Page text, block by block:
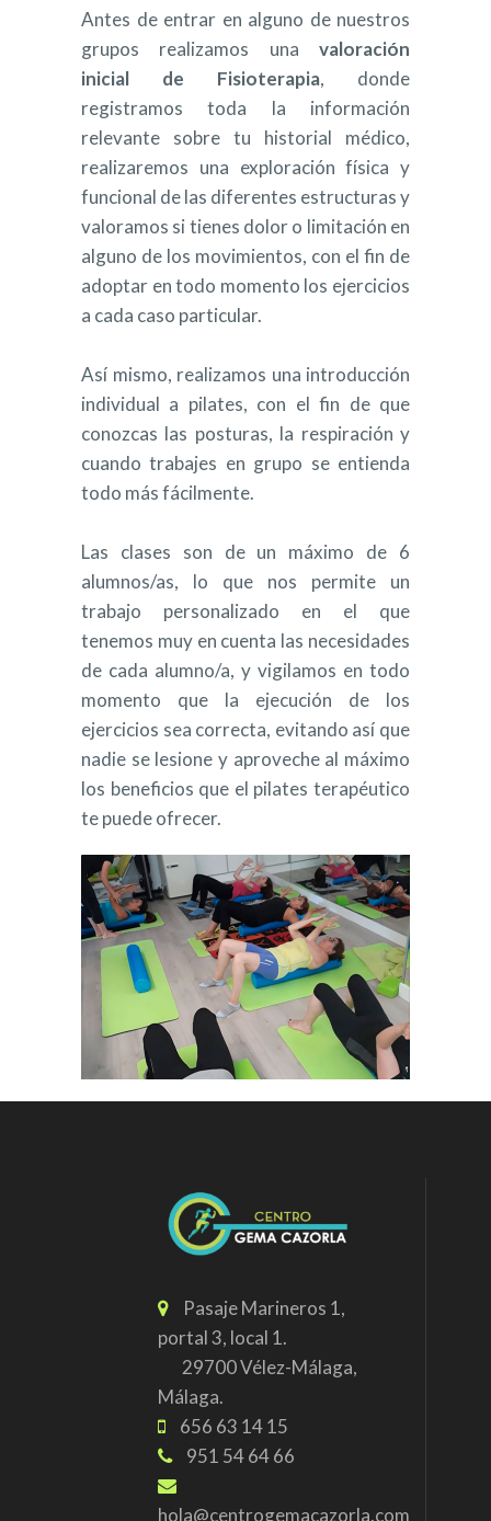
Antes de entrar en alguno de nuestros
grupos realizamos una valoración
inicial de Fisioterapia, donde
registramos toda la información
relevante sobre tu historial médico,
realizaremos una exploración física y
funcional de las diferentes estructuras y
valoramos si tienes dolor o limitación en
alguno de los movimientos, con el fin de
adoptar en todo momento los ejercicios
a cada caso particular.
Así mismo, realizamos una introducción
individual a pilates, con el fin de que
conozcas las posturas, la respiración y
cuando trabajes en grupo se entienda
todo más fácilmente.
Las clases son de un máximo de 6
alumnos/as, lo que nos permite un
trabajo personalizado en el que
tenemos muy en cuenta las necesidades
de cada alumno/a, y vigilamos en todo
momento que la ejecución de los
ejercicios sea correcta, evitando así que
nadie se lesione y aproveche al máximo
los beneficios que el pilates terapéutico
te puede ofrecer.
Pasaje Marineros 1,
portal 3, local 1.
29700 Vélez-Málaga,
Málaga.
656 63 14 15
951 54 64 66
hola@centrogemacazorla.com